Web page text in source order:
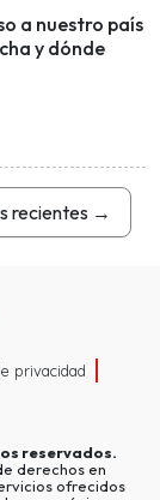
a nuestro país
y dónde
recientes →
privacidad
reservados.
derechos en
ofrecidos